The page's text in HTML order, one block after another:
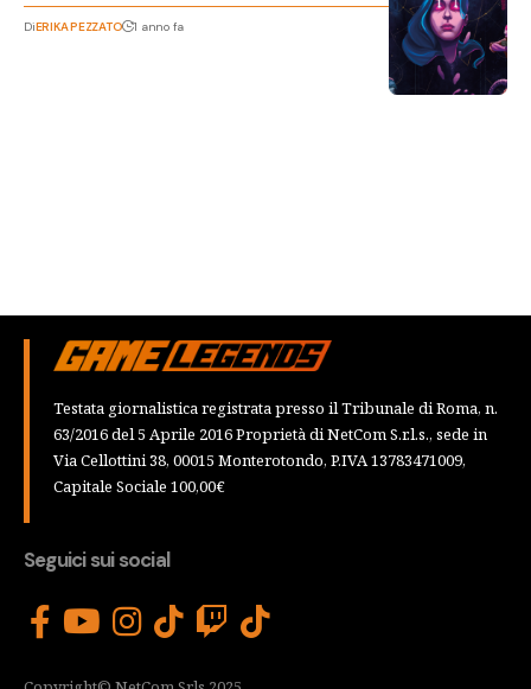
DiERIKA PEZZATO 1 anno fa
Testata giornalistica registrata presso il Tribunale di Roma, n.
63/2016 del 5 Aprile 2016 Proprietà di NetCom S.r.l.s., sede in
Via Cellottini 38, 00015 Monterotondo, P.IVA 13783471009,
Capitale Sociale 100,00€
Seguici sui social